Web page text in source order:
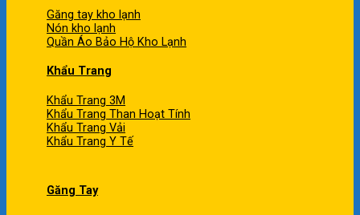
Găng tay kho lạnh
Nón kho lạnh
Quần Áo Bảo Hộ Kho Lạnh
Khẩu Trang
Khẩu Trang 3M
Khẩu Trang Than Hoạt Tính
Khẩu Trang Vải
Khẩu Trang Y Tế
Găng Tay